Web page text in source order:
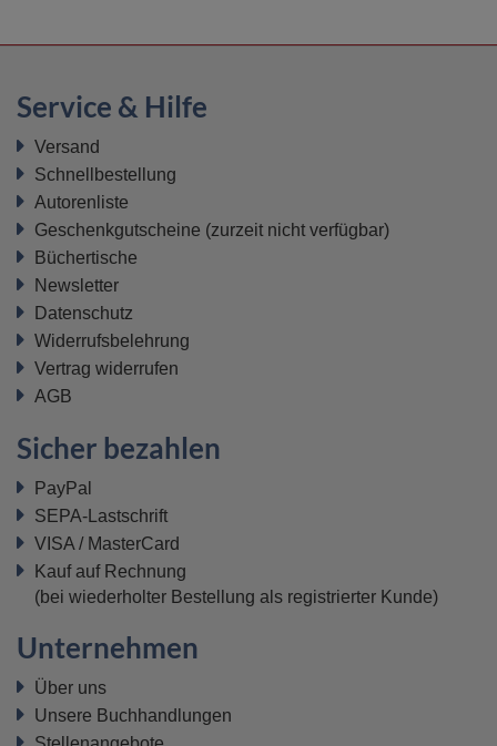
Service & Hilfe
Versand
Schnellbestellung
Autorenliste
Geschenkgutscheine (zurzeit nicht verfügbar)
Büchertische
Newsletter
Datenschutz
Widerrufsbelehrung
Vertrag widerrufen
AGB
Sicher bezahlen
PayPal
SEPA-Lastschrift
VISA / MasterCard
Kauf auf Rechnung
(bei wiederholter Bestellung als registrierter Kunde)
Unternehmen
Über uns
Unsere Buchhandlungen